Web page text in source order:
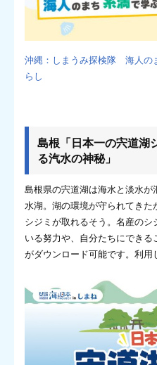
沖縄：しまうみ探検隊 海人の
らし
島根「日本一の宍道
る汽水の神秘」
島根県の宍道湖は海水と淡水
水湖。湖の環境が守られてきた
シジミが取れるそう。名産の
いる努力や、自分たちにできる
がダウンロード可能です。利用